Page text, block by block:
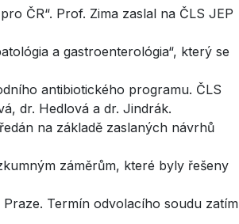
ČR“. Prof. Zima zaslal na ČLS JEP
a gastroenterológia“, který se
antibiotického programu. ČLS
dr. Hedlová a dr. Jindrák.
na základě zaslaných návrhů
záměrům, které byly řešeny
Termín odvolacího soudu zatím